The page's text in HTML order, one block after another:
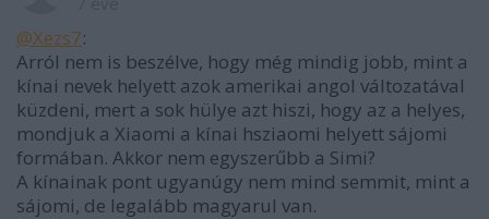
@Xezs7:
Arról nem is beszélve, hogy még mindig jobb, mint a
kínai nevek helyett azok amerikai angol változatával
küzdeni, mert a sok hülye azt hiszi, hogy az a helyes,
mondjuk a Xiaomi a kínai hsziaomi helyett sájomi
formában. Akkor nem egyszerűbb a Simi?
A kínainak pont ugyanúgy nem mind semmit, mint a
sájomi, de legalább magyarul van.